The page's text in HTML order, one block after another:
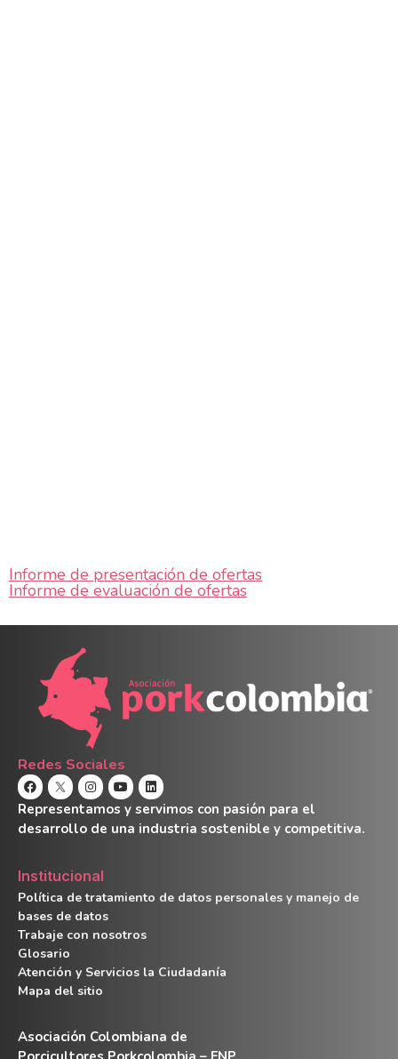
Informe de presentación de ofertas
Informe de evaluación de ofertas
Redes Sociales
Representamos y servimos con pasión para el
desarrollo de una industria sostenible y competitiva.
Institucional
Política de tratamiento de datos personales y manejo de
bases de datos
Trabaje con nosotros
Glosario
Atención y Servicios la Ciudadanía
Mapa del sitio
Asociación Colombiana de